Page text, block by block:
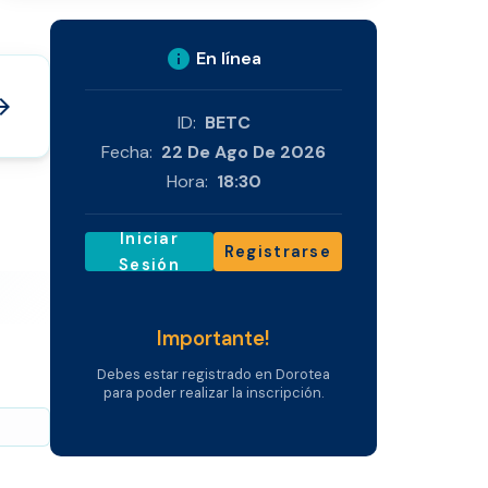
info En línea
ID: BETC
Fecha: 22 De Ago De 2026
Hora: 18:30
Iniciar
Sesión
Registrarse
Importante!
Debes estar registrado en Dorotea
para poder realizar la inscripción.